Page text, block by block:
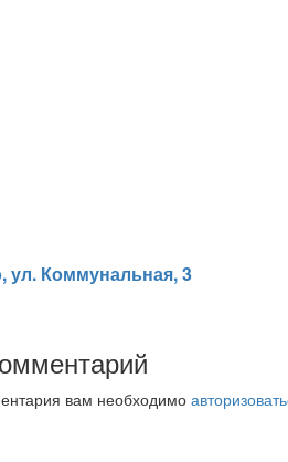
ул. Коммунальная, 3
вам необходимо